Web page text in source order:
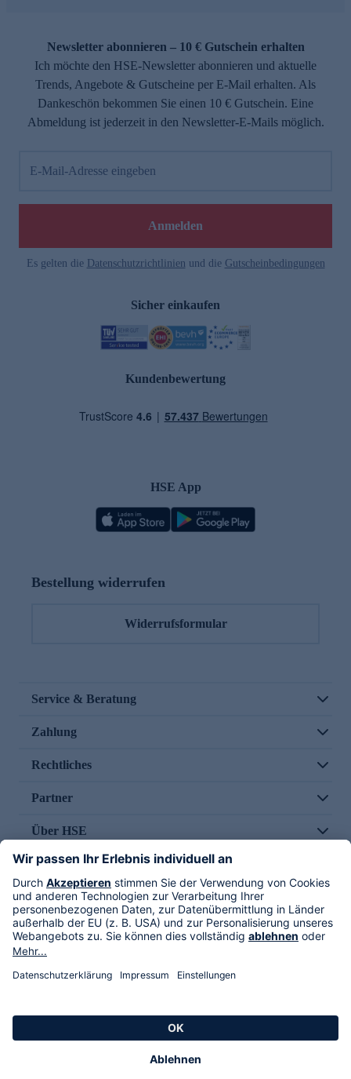
Newsletter abonnieren – 10 € Gutschein erhalten
Ich möchte den HSE-Newsletter abonnieren und aktuelle
Trends, Angebote & Gutscheine per E-Mail erhalten. Als
Dankeschön bekommen Sie einen 10 € Gutschein. Eine
Abmeldung ist jederzeit in den Newsletter-E-Mails möglich.
E-Mail-Adresse eingeben
Anmelden
Es gelten die Datenschutzrichtlinien und die Gutscheinbedingungen
Sicher einkaufen
Kundenbewertung
HSE App
Bestellung widerrufen
Widerrufsformular
Service & Beratung
Zahlung
Rechtliches
Partner
Über HSE
Im TV
HSE International